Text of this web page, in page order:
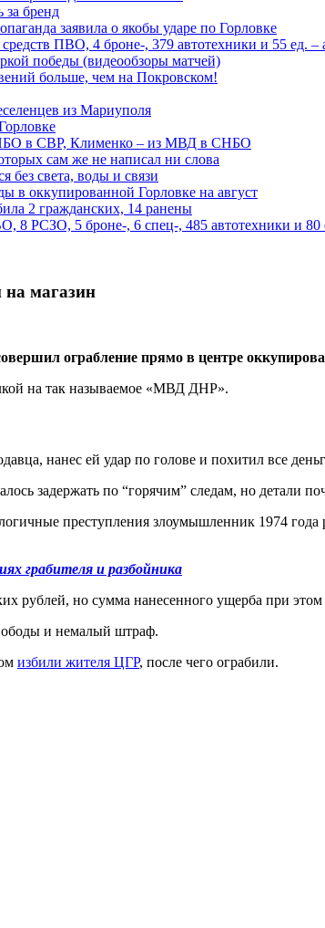
за бренд
заявила о якобы ударе по Горловке
ПВО, 4 броне-, 379 автотехники и 55 ед. –
победы (видеообзоры матчей)
больше, чем на Покровском!
из Мариуполя
в СВР, Клименко – из МВД в СНБО
сам же не написал ни слова
без света, воды и связи
в оккупированной Горловке на август
2 гражданских, 14 ранены
8 РСЗО, 5 броне-, 6 спец-, 485 автотехники и
на магазин
ограбление прямо в центре
на так называемое «МВД ДНР».
нанес ей удар по голове и похитил все
задержать по “горячим” следам, но детали
преступления злоумышленник 1974
грабителя и разбойника
рублей, но сумма нанесенного ущерба при
и немалый штраф.
избили жителя ЦГР, после чего ограбили.